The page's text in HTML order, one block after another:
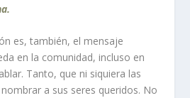
es, también, el mensaje
en la comunidad, incluso en
Tanto, que ni siquiera las
a sus seres queridos. No